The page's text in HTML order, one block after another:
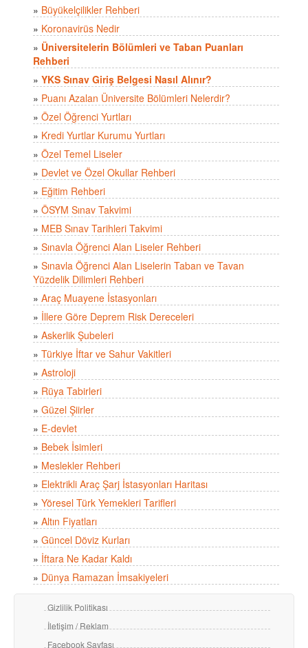
» Büyükelçilikler Rehberi
» Koronavirüs Nedir
» Üniversitelerin Bölümleri ve Taban Puanları
Rehberi
» YKS Sınav Giriş Belgesi Nasıl Alınır?
» Puanı Azalan Üniversite Bölümleri Nelerdir?
» Özel Öğrenci Yurtları
» Kredi Yurtlar Kurumu Yurtları
» Özel Temel Liseler
» Devlet ve Özel Okullar Rehberi
» Eğitim Rehberi
» ÖSYM Sınav Takvimi
» MEB Sınav Tarihleri Takvimi
» Sınavla Öğrenci Alan Liseler Rehberi
» Sınavla Öğrenci Alan Liselerin Taban ve Tavan
Yüzdelik Dilimleri Rehberi
» Araç Muayene İstasyonları
» İllere Göre Deprem Risk Dereceleri
» Askerlik Şubeleri
» Türkiye İftar ve Sahur Vakitleri
» Astroloji
» Rüya Tabirleri
» Güzel Şiirler
» E-devlet
» Bebek İsimleri
» Meslekler Rehberi
» Elektrikli Araç Şarj İstasyonları Haritası
» Yöresel Türk Yemekleri Tarifleri
» Altın Fiyatları
» Güncel Döviz Kurları
» İftara Ne Kadar Kaldı
» Dünya Ramazan İmsakiyeleri
Gizlilik Politikası
İletişim / Reklam
Facebook Sayfası